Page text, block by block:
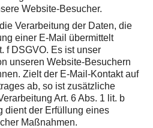
Website-Besucher.
Verarbeitung der Daten, die
einer E-Mail übermittelt
f DSGVO. Es ist unser
unseren Website-Besuchern
Zielt der E-Mail-Kontakt auf
ab, so ist zusätzliche
Art. 6 Abs. 1 lit. b
dient der Erfüllung eines
Maßnahmen.